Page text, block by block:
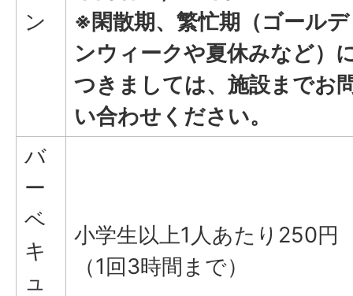
ン
※閑散期、繁忙期（ゴールデ
ンウィークや夏休みなど）
つきましては、施設までお
い合わせください。
バ
ー
ベ
キ
ュ
小学生以上1人あたり250円
（1回3時間まで）